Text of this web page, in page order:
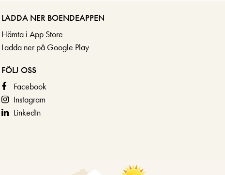
LADDA NER BOENDEAPPEN
Hämta i App Store
Ladda ner på Google Play
FÖLJ OSS
Facebook
Instagram
LinkedIn